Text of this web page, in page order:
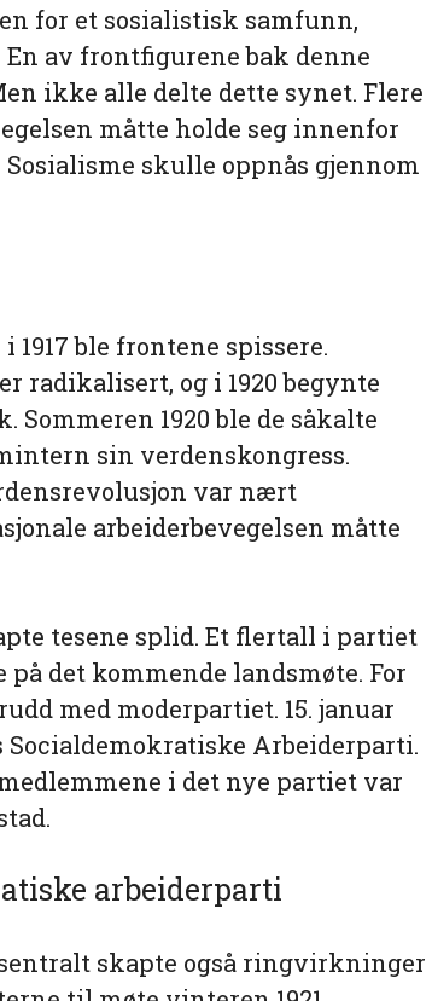
for et sosialistisk samfunn,
av frontfigurene bak denne
ikke alle delte dette synet. Flere
måtte holde seg innenfor
skulle oppnås gjennom
ble frontene spissere.
radikalisert, og i 1920 begynte
1920 ble de såkalte
sin verdenskongress.
var nært
arbeiderbevegelsen måtte
tesene splid. Et flertall i partiet
det kommende landsmøte. For
med moderpartiet. 15. januar
Socialdemokratiske Arbeiderparti.
i det nye partiet var
arbeiderparti
skapte også ringvirkninger